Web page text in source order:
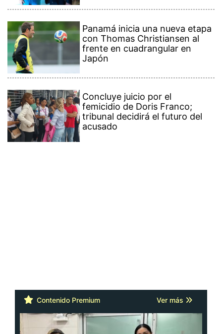
Panamá inicia una nueva etapa
con Thomas Christiansen al
frente en cuadrangular en
Japón
Concluye juicio por el
femicidio de Doris Franco;
tribunal decidirá el futuro del
acusado
Contenido Premium Ver más